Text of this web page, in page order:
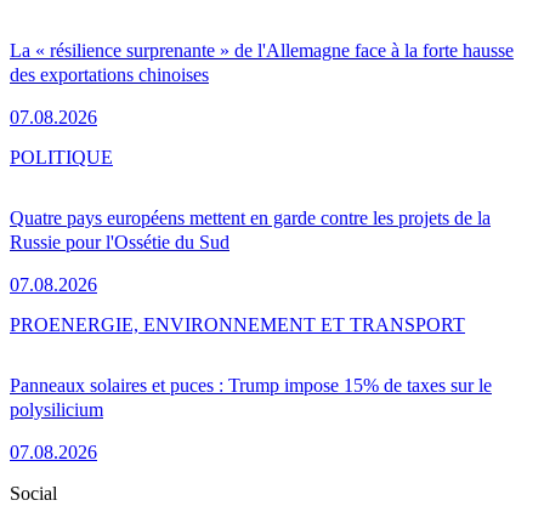
La « résilience surprenante » de l'Allemagne face à la forte hausse
des exportations chinoises
07.08.2026
Quatre pays européens mettent en garde contre les projets de la
Russie pour l'Ossétie du Sud
07.08.2026
POLITIQUE
Panneaux solaires et puces : Trump impose 15% de taxes sur le
polysilicium
07.08.2026
PROENERGIE, ENVIRONNEMENT ET TRANSPORT
Social